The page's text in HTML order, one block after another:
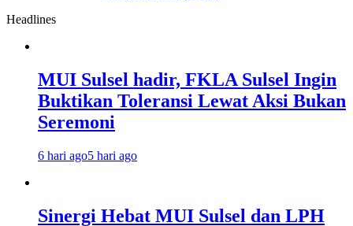
Headlines
MUI Sulsel hadir, FKLA Sulsel Ingin
Buktikan Toleransi Lewat Aksi Bukan
Seremoni
6 hari ago5 hari ago
Sinergi Hebat MUI Sulsel dan LPH